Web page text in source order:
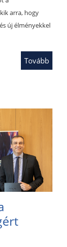
arra, hogy
új élményekkel
Tovább